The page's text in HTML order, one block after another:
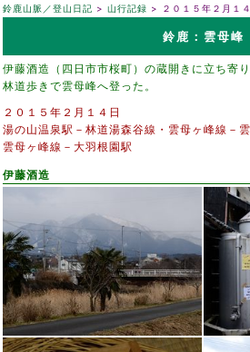
鈴鹿山脈／登山日記 山行記録 ２０１５年２月１
鈴鹿：雲母峰
伊藤酒造（四日市市桜町）の蔵開きに立ち寄
林道歩きで雲母峰へ登った。
２０１５年２月１４日
湯の山温泉駅－林道湯森谷線・雲母ヶ峰線－
雲母ヶ峰線－大羽根園駅
伊藤酒造